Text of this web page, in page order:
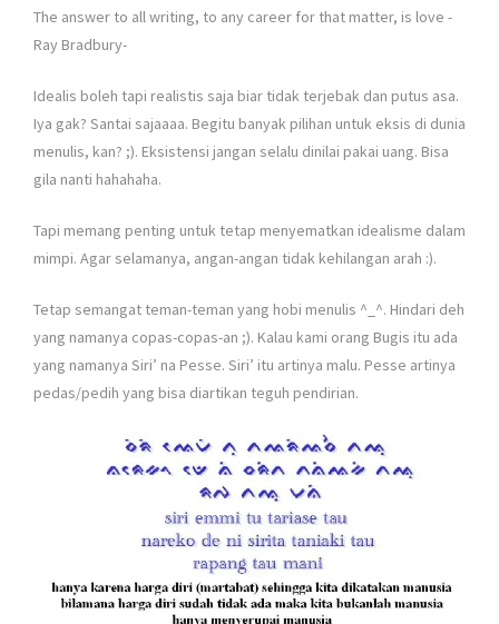
The answer to all writing, to any career for that matter, is love -
Ray Bradbury-
Idealis boleh tapi realistis saja biar tidak terjebak dan putus asa.
Iya gak? Santai sajaaaa. Begitu banyak pilihan untuk eksis di dunia
menulis, kan? ;). Eksistensi jangan selalu dinilai pakai uang. Bisa
gila nanti hahahaha.
Tapi memang penting untuk tetap menyematkan idealisme dalam
mimpi. Agar selamanya, angan-angan tidak kehilangan arah :).
Tetap semangat teman-teman yang hobi menulis ^_^. Hindari deh
yang namanya copas-copas-an ;). Kalau kami orang Bugis itu ada
yang namanya Siri’ na Pesse. Siri’ itu artinya malu. Pesse artinya
pedas/pedih yang bisa diartikan teguh pendirian.